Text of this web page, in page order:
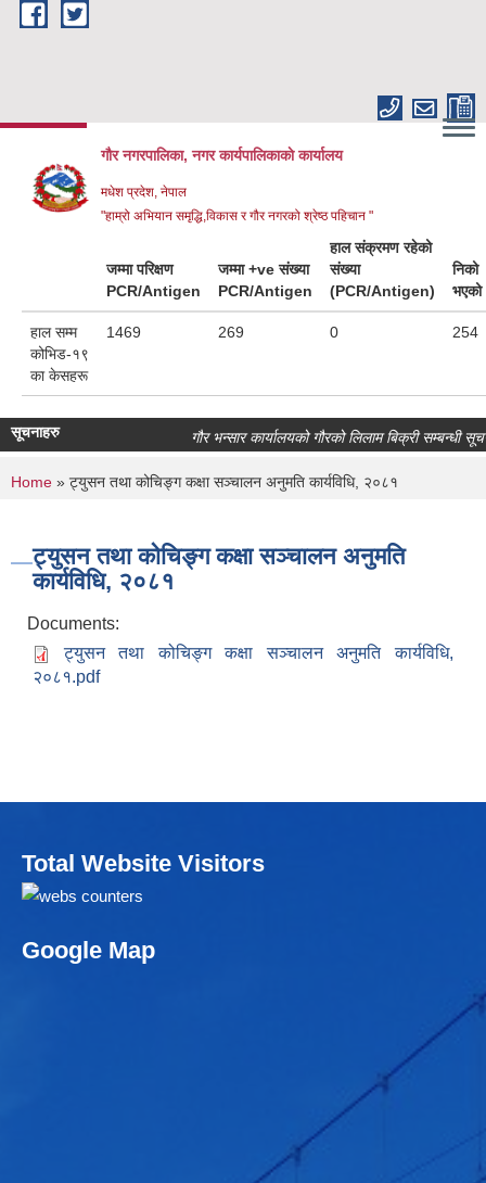
Skip to main content
गौर नगरपालिका, नगर कार्यपालिकाकाे कार्यालय
मधेश प्रदेश, नेपाल
"हाम्रो अभियान समृद्धि,विकास र गौर नगरको श्रेष्ठ पहिचान "
जम्मा परिक्षण
PCR/Antigen
जम्मा +ve संख्या
PCR/Antigen
हाल संक्रमण रहेको
संख्या
(PCR/Antigen)
निको
भएको
हाल सम्म
कोभिड-१९
का केसहरू
1469 269 0 254
सूचनाहरु गौर भन्सार कार्यालयको गौरको लिलाम बिक्री सम्बन्धी
You are here
Home » ट्युसन तथा कोचिङ्ग कक्षा सञ्चालन अनुमति कार्यविधि, २०८१
ट्युसन तथा कोचिङ्ग कक्षा सञ्चालन अनुमति
कार्यविधि, २०८१
Documents:
ट्युसन तथा कोचिङ्ग कक्षा सञ्चालन अनुमति कार्यविधि,
२०८१.pdf
Total Website Visitors
Google Map